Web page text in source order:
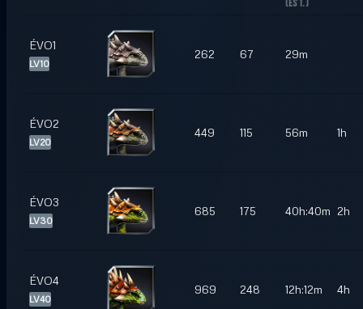
(EST.)
ÉVO1
LV10
262 67 29m
ÉVO2
LV20
449 115 56m 1h
ÉVO3
LV30
685 175 40h:40m 2h
ÉVO4
LV40
969 248 12h:12m 4h